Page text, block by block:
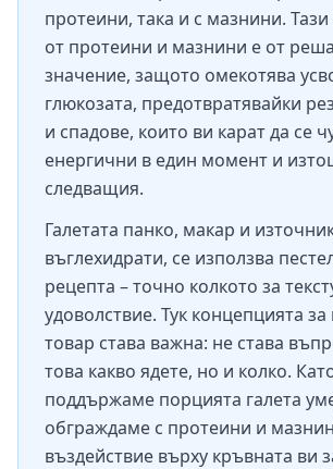
протеини, така и с мазнини.
от протеини и мазнини е от
значение, защото омекотява
глюкозата, предотвратявайки
и спадове, които ви карат да се
енергични в един момент и
следващия.
Галетата панко, макар и
въглехидрати, се използва
рецепта – точно колкото за
удоволствие. Тук концепцията
товар става важна: не става
това какво ядете, но и колко.
поддържаме порцията галета
обграждаме с протеини и
въздействие върху кръвната ви